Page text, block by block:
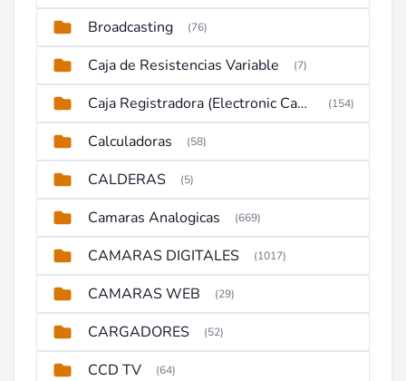
Broadcasting (76)
Caja de Resistencias Variable (7)
Caja Registradora (Electronic Cash Register) (154)
Calculadoras (58)
CALDERAS (5)
Camaras Analogicas (669)
CAMARAS DIGITALES (1017)
CAMARAS WEB (29)
CARGADORES (52)
CCD TV (64)